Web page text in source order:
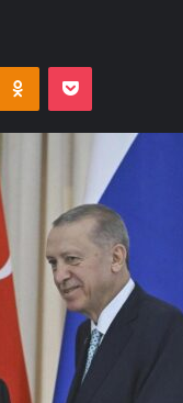
Odnoklassniki
Pocket